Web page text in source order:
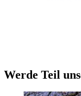
Werde Teil